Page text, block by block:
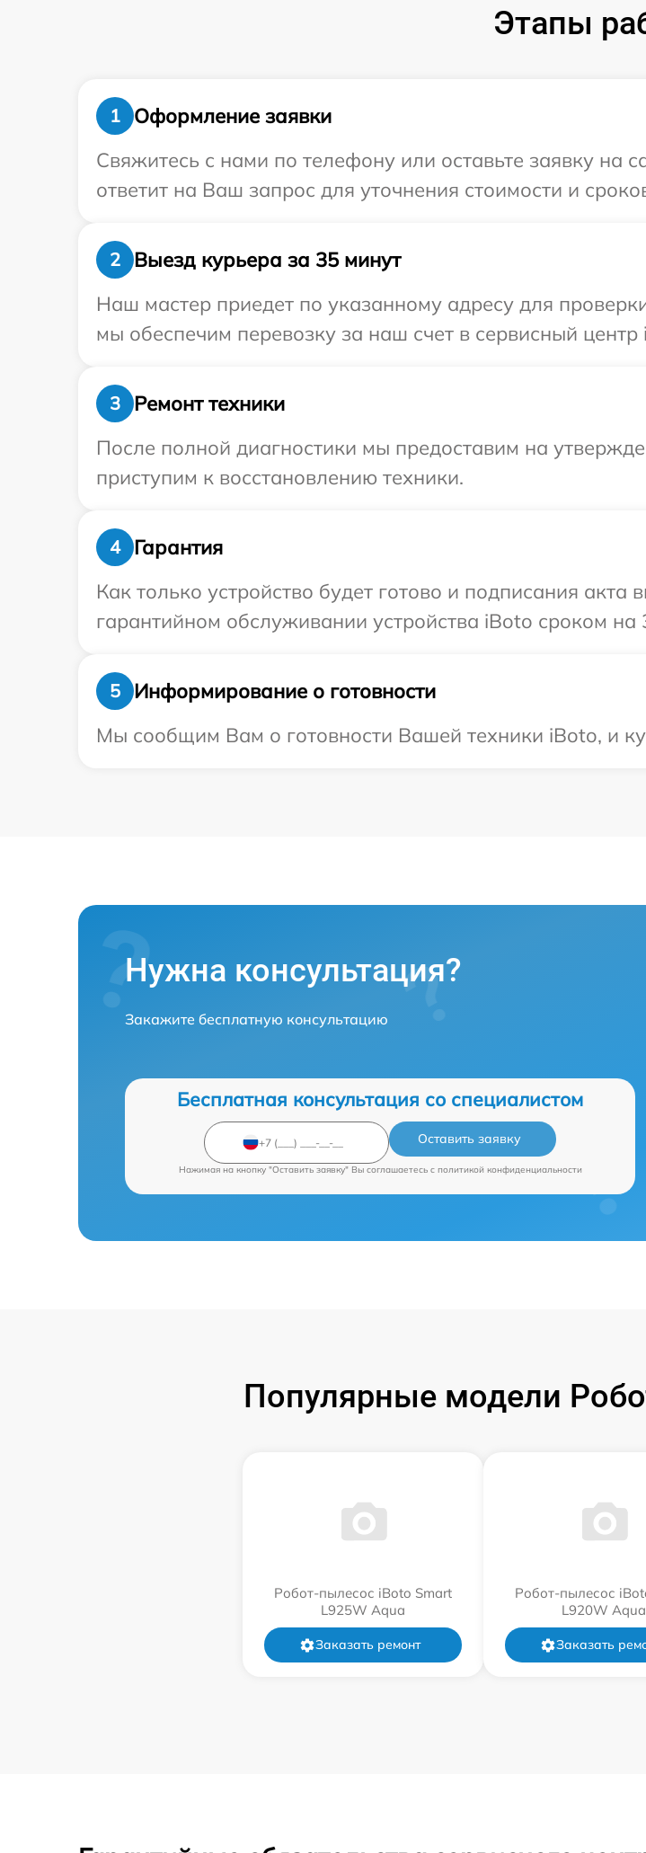
Этапы
1
Оформление заявки
Свяжитесь с нами по телефону или оставьте заявку на
ответит на Ваш запрос для уточнения стоимости и
2
Выезд курьера за 35 минут
Наш мастер приедет по указанному адресу для
мы обеспечим перевозку за наш счет в сервисный центр
3
Ремонт техники
После полной диагностики мы предоставим на
приступим к восстановлению техники.
4
Гарантия
Как только устройство будет готово и подписания
гарантийном обслуживании устройства iBoto сроком на
5
Информирование о готовности
Мы сообщим Вам о готовности Вашей техники iBoto, и
Нужна консультация?
Закажите бесплатную консультацию
Бесплатная консультация со специалистом
Оставить заявку
Нажимая на кнопку "Оставить заявку" Вы соглашаетесь c политикой конфиденциальности
Популярные модели
Робот-пылесос iBoto Smart
L925W Aqua
Заказать ремонт
Робот-пылесос
L920W Aqua
Заказать